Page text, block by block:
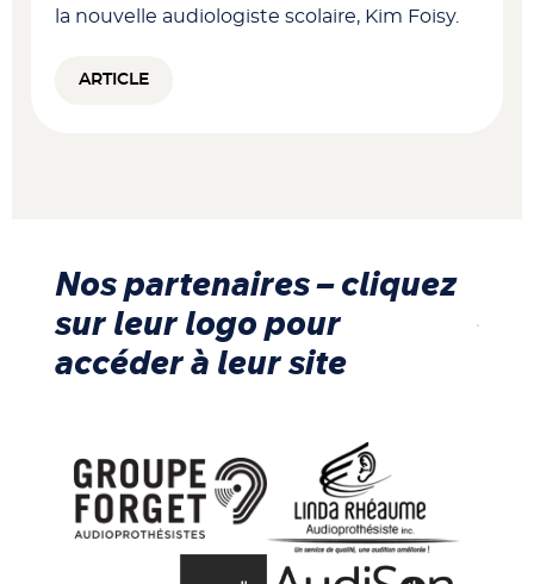
la nouvelle audiologiste scolaire, Kim Foisy.
ARTICLE
Nos partenaires – cliquez
sur leur logo pour
accéder à leur site